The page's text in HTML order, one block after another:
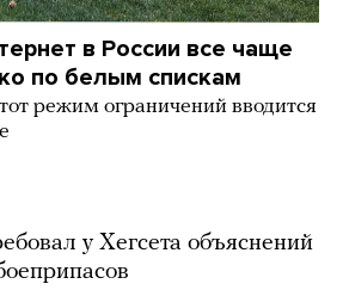
в России все чаще
по белым спискам
режим ограничений вводится
у Хегсета объяснений